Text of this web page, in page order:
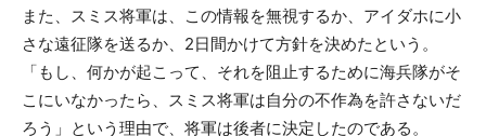
また、スミス将軍は、この情報を無視するか、アイダホに小
さな遠征隊を送るか、2日間かけて方針を決めたという。
「もし、何かが起こって、それを阻止するために海兵隊がそ
こにいなかったら、スミス将軍は自分の不作為を許さないだ
ろう」という理由で、将軍は後者に決定したのである。